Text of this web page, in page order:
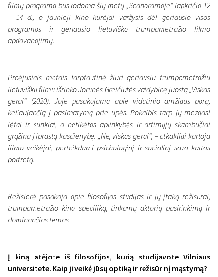
Interview
Režisierė Jorūnė Greičiūtė:
kinas kaip pasaulio
fragmentas
6 October 2021
filmų programa bus rodoma šių metų „Scanoramoje“ lapkričio 12
– 14 d., o jaunieji kino kūrėjai varžysis dėl geriausio visos
programos ir geriausio lietuviško trumpametražio filmo
apdovanojimų.
Praėjusiais metais tarptautinė žiuri geriausiu trumpametražiu
lietuvišku filmu išrinko Jorūnės Greičiūtės vaidybinę juostą „Viskas
gerai“ (2020). Joje pasakojama apie vidutinio amžiaus porą,
keliaujančią į pasimatymą prie upės. Pokalbis tarp jų mezgasi
lėtai ir sunkiai, o netikėtos aplinkybės ir artimųjų skambučiai
grąžina į įprastą kasdienybę. „Ne, viskas gerai“, – atkakliai kartoja
filmo veikėjai, perteikdami psichologinį ir socialinį savo kartos
portretą.
Režisierė pasakoja apie filosofijos studijas ir jų įtaką režisūrai,
trumpametražio kino specifiką, tinkamų aktorių pasirinkimą ir
dominančias temas.
Į kiną atėjote iš filosofijos, kurią studijavote Vilniaus
universitete. Kaip ji veikė jūsų optiką ir režisūrinį mąstymą?